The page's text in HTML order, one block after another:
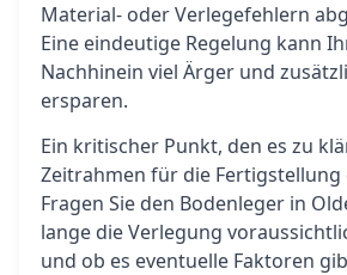
Material- oder Verlegefehlern
Eine eindeutige Regelung kann
Nachhinein viel Ärger und
ersparen.
Ein kritischer Punkt, den es zu
Zeitrahmen für die Fertigstellung
Fragen Sie den Bodenleger in
lange die Verlegung
und ob es eventuelle Faktoren